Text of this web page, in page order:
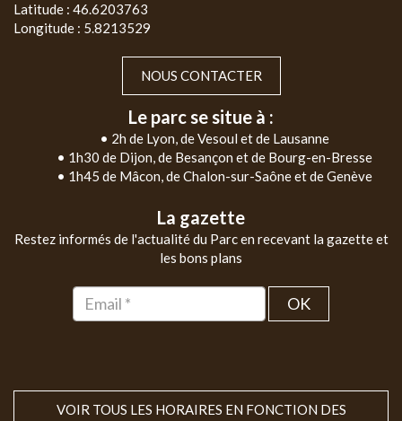
Latitude : 46.6203763
Longitude : 5.8213529
NOUS CONTACTER
Le parc se situe à :
• 2h de Lyon, de Vesoul et de Lausanne
• 1h30 de Dijon, de Besançon et de Bourg-en-Bresse
• 1h45 de Mâcon, de Chalon-sur-Saône et de Genève
La gazette
Restez informés de l'actualité du Parc en recevant la gazette et
les bons plans
OK
VOIR TOUS LES HORAIRES EN FONCTION DES